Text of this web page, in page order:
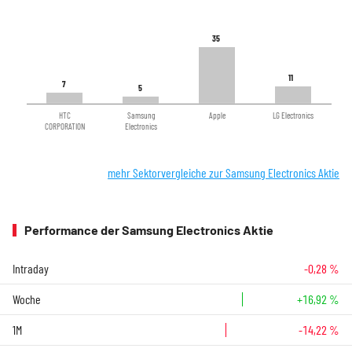
7
7 5
5
35
35
11
11
HTC
CORPORATION
Samsung
Electronics
Apple LG Electronics
mehr Sektorvergleiche zur Samsung Electronics Aktie
Performance der Samsung Electronics Aktie
Intraday -0,28 %
Woche +16,92 %
1M -14,22 %